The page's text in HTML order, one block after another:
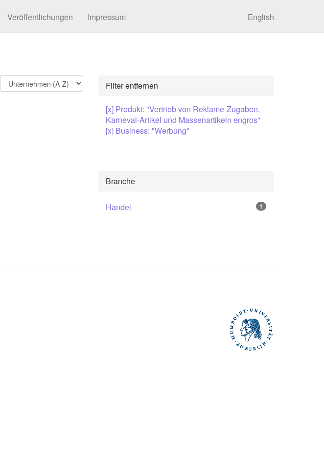
Veröffentlichungen Impressum English
Filter entfernen
[x] Produkt: "Vertrieb von Reklame-Zugaben,
Karneval-Artikel und Massenartikeln engros"
[x] Business: "Werbung"
Branche
Handel 1